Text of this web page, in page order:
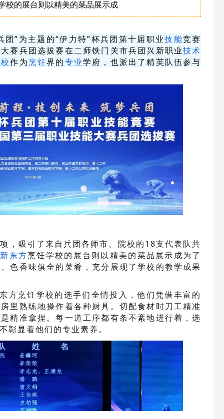
校的展台则以精美的菜品展示成
团”为主题的“伊力特”杯兵团第十届职业技能竞赛
赛兵团选拔赛在二师铁门关市兵团兴新职业技术
作为烹饪界的专业学府，也派出了精英队伍参与
，吸引了来自兵团各师市、院校的18支代表队共
新东方烹饪学校的展台则以精美的菜品展示成为了
色香味俱全的菜肴，充分展现了学校的教学成果
方烹饪学校的选手们全情投入，他们凭借丰富的
里熟练地操作着各种厨具。切配食材时刀工精准
精准拿捏。每一道工序都有条不紊地进行着，选
彰显着他们的专业素养。